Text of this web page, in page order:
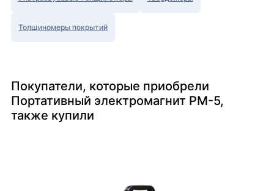
Толщиномеры покрытий
Покупатели, которые приобрели
Портативный электромагнит PM-5,
также купили